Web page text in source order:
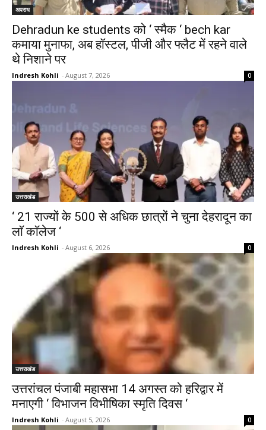
अपराध
Dehradun ke students को ‘ स्मैक ‘ bech kar
कमाया मुनाफा, अब हॉस्टल, पीजी और फ्लैट में रहने वाले
थे निशाने पर
Indresh Kohli - August 7, 2026 0
उत्तराखंड
‘ 21 राज्यों के 500 से अधिक छात्रों ने चुना देहरादून का
लाॅ काॅलेज ‘
Indresh Kohli - August 6, 2026 0
उत्तराखंड
उत्तरांचल पंजाबी महासभा 14 अगस्त को हरिद्वार में
मनाएगी ‘ विभाजन विभीषिका स्मृति दिवस ‘
Indresh Kohli - August 5, 2026 0